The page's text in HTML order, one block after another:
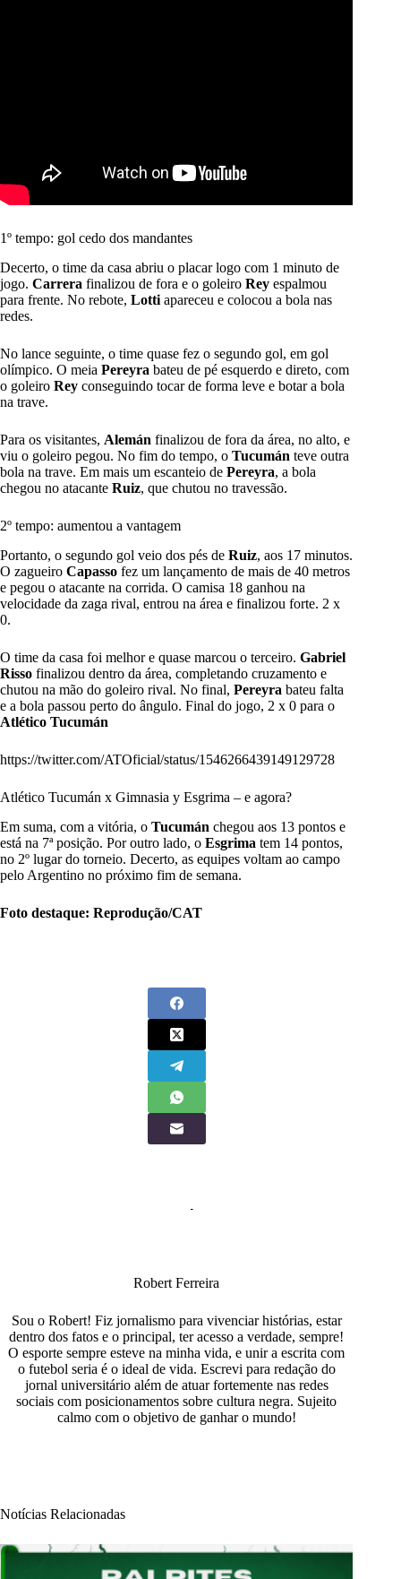
1º tempo: gol cedo dos mandantes
Decerto, o time da casa abriu o placar logo com 1 minuto de
jogo. Carrera finalizou de fora e o goleiro Rey espalmou
para frente. No rebote, Lotti apareceu e colocou a bola nas
redes.
No lance seguinte, o time quase fez o segundo gol, em gol
olímpico. O meia Pereyra bateu de pé esquerdo e direto, com
o goleiro Rey conseguindo tocar de forma leve e botar a bola
na trave.
Para os visitantes, Alemán finalizou de fora da área, no alto, e
viu o goleiro pegou. No fim do tempo, o Tucumán teve outra
bola na trave. Em mais um escanteio de Pereyra, a bola
chegou no atacante Ruiz, que chutou no travessão.
2º tempo: aumentou a vantagem
Portanto, o segundo gol veio dos pés de Ruiz, aos 17 minutos.
O zagueiro Capasso fez um lançamento de mais de 40 metros
e pegou o atacante na corrida. O camisa 18 ganhou na
velocidade da zaga rival, entrou na área e finalizou forte. 2 x
0.
O time da casa foi melhor e quase marcou o terceiro. Gabriel
Risso finalizou dentro da área, completando cruzamento e
chutou na mão do goleiro rival. No final, Pereyra bateu falta
e a bola passou perto do ângulo. Final do jogo, 2 x 0 para o
Atlético Tucumán
https://twitter.com/ATOficial/status/1546266439149129728
Atlético Tucumán x Gimnasia y Esgrima – e agora?
Em suma, com a vitória, o Tucumán chegou aos 13 pontos e
está na 7ª posição. Por outro lado, o Esgrima tem 14 pontos,
no 2º lugar do torneio. Decerto, as equipes voltam ao campo
pelo Argentino no próximo fim de semana.
Foto destaque: Reprodução/CAT
Robert Ferreira
Sou o Robert! Fiz jornalismo para vivenciar histórias, estar
dentro dos fatos e o principal, ter acesso a verdade, sempre!
O esporte sempre esteve na minha vida, e unir a escrita com
o futebol seria é o ideal de vida. Escrevi para redação do
jornal universitário além de atuar fortemente nas redes
sociais com posicionamentos sobre cultura negra. Sujeito
calmo com o objetivo de ganhar o mundo!
Notícias Relacionadas